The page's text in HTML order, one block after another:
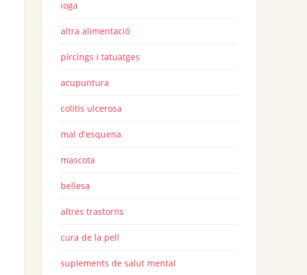
ioga
altra alimentació
pírcings i tatuatges
acupuntura
colitis ulcerosa
mal d'esquena
mascota
bellesa
altres trastorns
cura de la pell
suplements de salut mental